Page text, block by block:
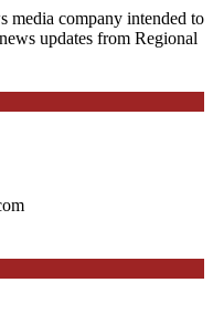
media company intended to
updates from Regional